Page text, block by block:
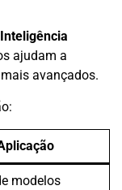
Inteligência
ajudam a
avançados.
modelos